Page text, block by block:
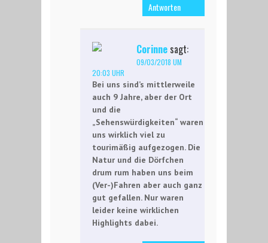
Antworten
Corinne sagt:
09/03/2018 UM
20:03 UHR
Bei uns sind’s mittlerweile
auch 9 Jahre, aber der Ort
und die
„Sehenswürdigkeiten“ waren
uns wirklich viel zu
tourimäßig aufgezogen. Die
Natur und die Dörfchen
drum rum haben uns beim
(Ver-)Fahren aber auch ganz
gut gefallen. Nur waren
leider keine wirklichen
Highlights dabei.